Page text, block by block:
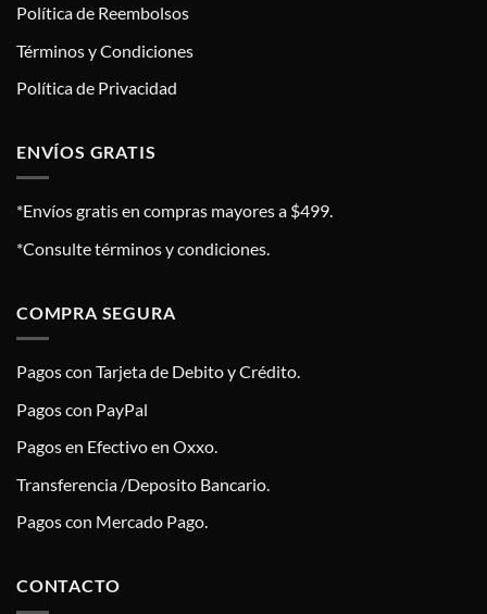
Política de Reembolsos
Términos y Condiciones
Política de Privacidad
ENVÍOS GRATIS
*Envíos gratis en compras mayores a $499.
*Consulte términos y condiciones.
COMPRA SEGURA
Pagos con Tarjeta de Debito y Crédito.
Pagos con PayPal
Pagos en Efectivo en Oxxo.
Transferencia /Deposito Bancario.
Pagos con Mercado Pago.
CONTACTO